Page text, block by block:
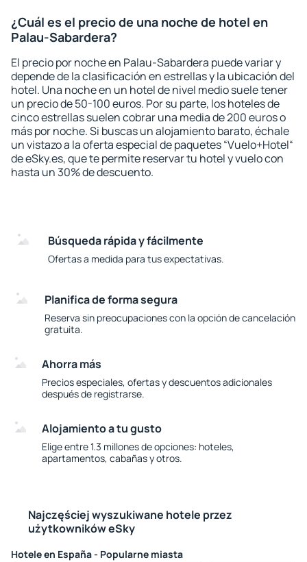
¿Cuál es el precio de una noche de hotel en
Palau-Sabardera?
El precio por noche en Palau-Sabardera puede variar y
depende de la clasificación en estrellas y la ubicación del
hotel. Una noche en un hotel de nivel medio suele tener
un precio de 50-100 euros. Por su parte, los hoteles de
cinco estrellas suelen cobrar una media de 200 euros o
más por noche. Si buscas un alojamiento barato, échale
un vistazo a la oferta especial de paquetes “Vuelo+Hotel“
de eSky.es, que te permite reservar tu hotel y vuelo con
hasta un 30% de descuento.
Búsqueda rápida y fácilmente
Ofertas a medida para tus expectativas.
Planifica de forma segura
Reserva sin preocupaciones con la opción de cancelación
gratuita.
Ahorra más
Precios especiales, ofertas y descuentos adicionales
después de registrarse.
Alojamiento a tu gusto
Elige entre 1.3 millones de opciones: hoteles,
apartamentos, cabañas y otros.
Najczęściej wyszukiwane hotele przez
użytkowników eSky
Hotele en España - Popularne miasta